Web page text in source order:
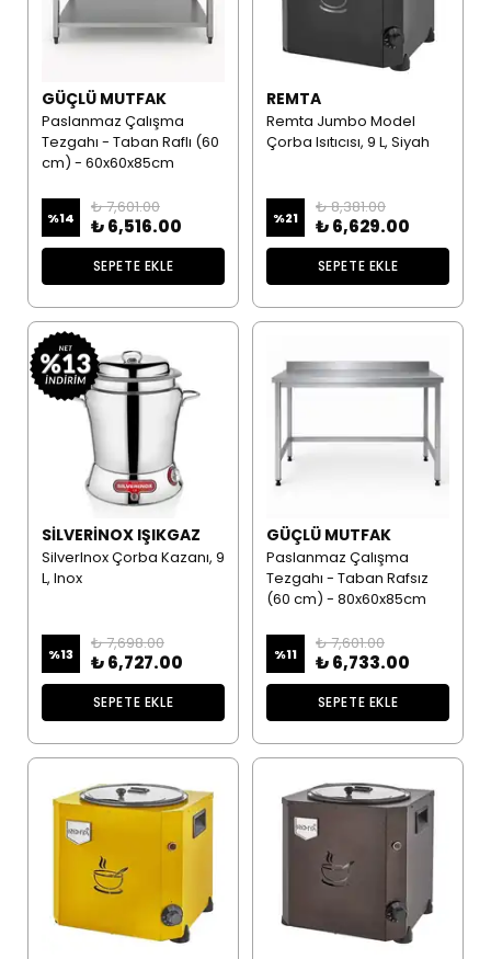
GÜÇLÜ MUTFAK
Paslanmaz Çalışma
Tezgahı - Taban Raflı (60
cm) - 60x60x85cm
%14
₺ 7,601.00
₺ 6,516.00
SEPETE EKLE
REMTA
Remta Jumbo Model
Çorba Isıtıcısı, 9 L, Siyah
%21
₺ 8,381.00
₺ 6,629.00
SEPETE EKLE
SILVERINOX IŞIKGAZ
SilverInox Çorba Kazanı, 9
L, Inox
%13
₺ 7,698.00
₺ 6,727.00
SEPETE EKLE
GÜÇLÜ MUTFAK
Paslanmaz Çalışma
Tezgahı - Taban Rafsız
(60 cm) - 80x60x85cm
%11
₺ 7,601.00
₺ 6,733.00
SEPETE EKLE